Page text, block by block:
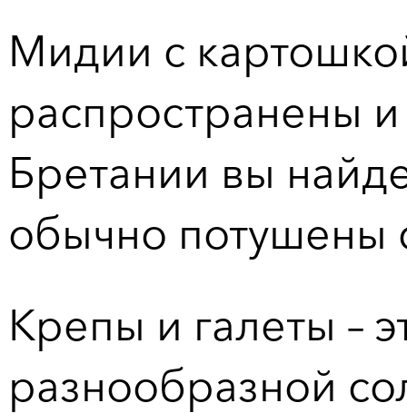
Мидии с
распространены
Бретании вы
обычно потушены
Крепы и галеты –
разнообразной